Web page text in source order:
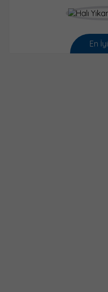
En